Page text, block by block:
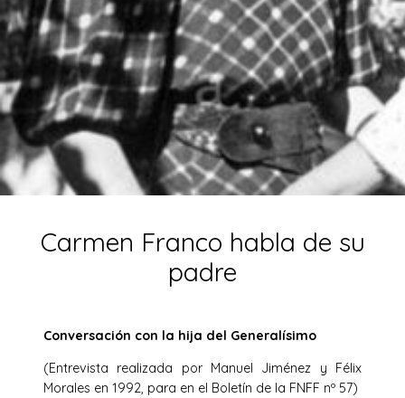
Carmen Franco habla de su
padre
Conversación con la hija del Generalísimo
(Entrevista realizada por Manuel Jiménez y Félix
Morales en 1992, para en el Boletín de la FNFF nº 57)